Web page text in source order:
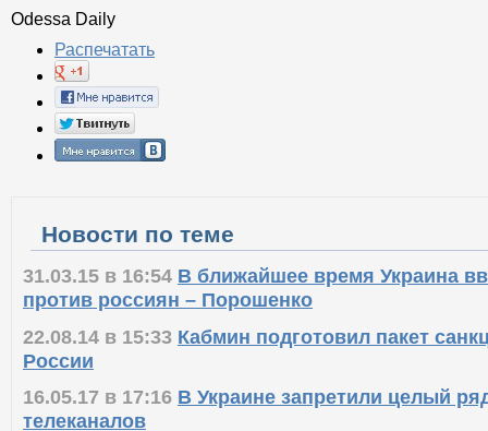
Odessa Daily
Распечатать
Новости по теме
31.03.15 в 16:54 В ближайшее время Украина
против россиян – Порошенко
22.08.14 в 15:33 Кабмин подготовил пакет
России
16.05.17 в 17:16 В Украине запретили целый
телеканалов